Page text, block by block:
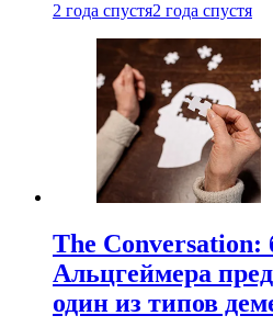
2 года спустя2 года спустя
The Conversation:
Альцгеймера
один из типов